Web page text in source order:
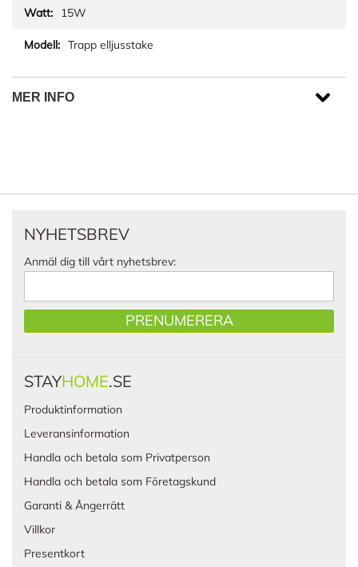
15W
Trapp elljusstake
MER INFO
NYHETSBREV
Anmäl dig till vårt nyhetsbrev:
PRENUMERERA
STAYHOME.SE
Produktinformation
Leveransinformation
Handla och betala som Privatperson
Handla och betala som Företagskund
Garanti & Ångerrätt
Villkor
Presentkort